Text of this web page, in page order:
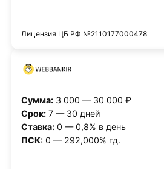
Лицензия ЦБ РФ №2110177000478
Сумма:3 000 — 30 000 ₽
Срок:7 — 30 дней
Ставка:0 — 0,8% в день
ПСК:0 — 292,000% гд.